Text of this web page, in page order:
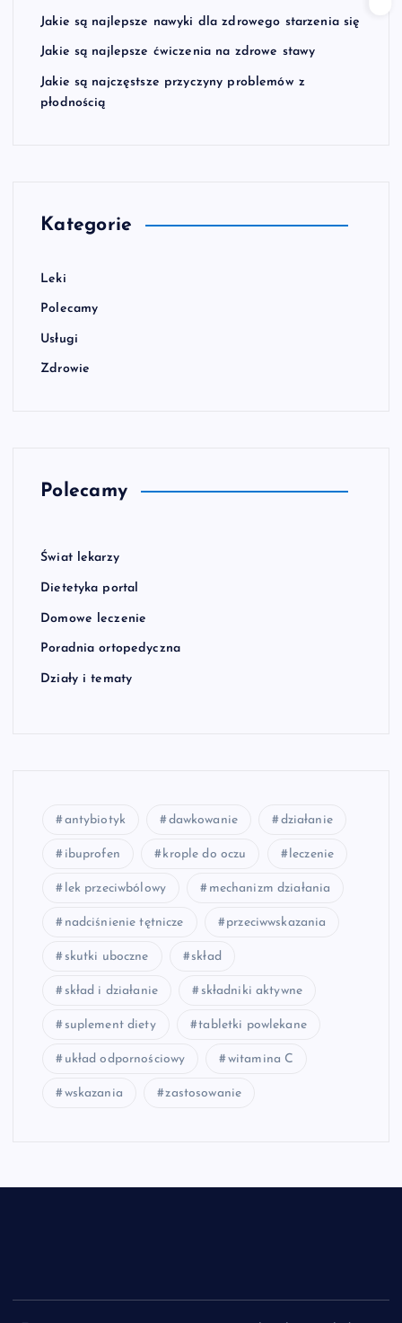
Jakie są najlepsze nawyki dla zdrowego starzenia się
Jakie są najlepsze ćwiczenia na zdrowe stawy
Jakie są najczęstsze przyczyny problemów z
płodnością
Kategorie
Leki
Polecamy
Usługi
Zdrowie
Polecamy
Świat lekarzy
Dietetyka portal
Domowe leczenie
Poradnia ortopedyczna
Działy i tematy
antybiotyk dawkowanie działanie
ibuprofen krople do oczu leczenie
lek przeciwbólowy mechanizm działania
nadciśnienie tętnicze przeciwwskazania
skutki uboczne skład
skład i działanie składniki aktywne
suplement diety tabletki powlekane
układ odpornościowy witamina C
wskazania zastosowanie